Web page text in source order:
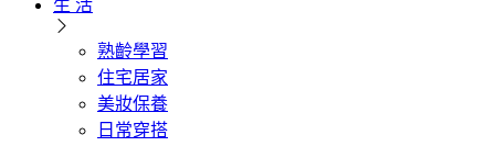
生 活
熟齡學習
住宅居家
美妝保養
日常穿搭